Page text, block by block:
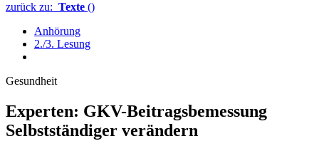
zurück zu: Texte ()
Anhörung
2./3. Lesung
Gesundheit
Experten: GKV-Bei­trags­bemessung
Selbst­ständiger verändern